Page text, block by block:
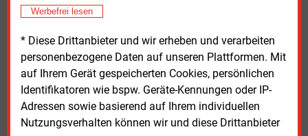
Werbefrei lesen
* Diese Drittanbieter und wir erheben und verarbeiten
personenbezogene Daten auf unseren Plattformen. Mit
auf Ihrem Gerät gespeicherten Cookies, persönlichen
Identifikatoren wie bspw. Geräte-Kennungen oder IP-
Adressen sowie basierend auf Ihrem individuellen
Nutzungsverhalten können wir und diese Drittanbieter
Bei Batteriespeichern stieg die nutzbare Kapazität
Kapazitätszubau lag bei knapp 56 MWh. Windkraft
spielt in Berlin keine Rolle.
Dienstag, 17.02.2026, 08:50 Uhr
Stefan Sagmeister